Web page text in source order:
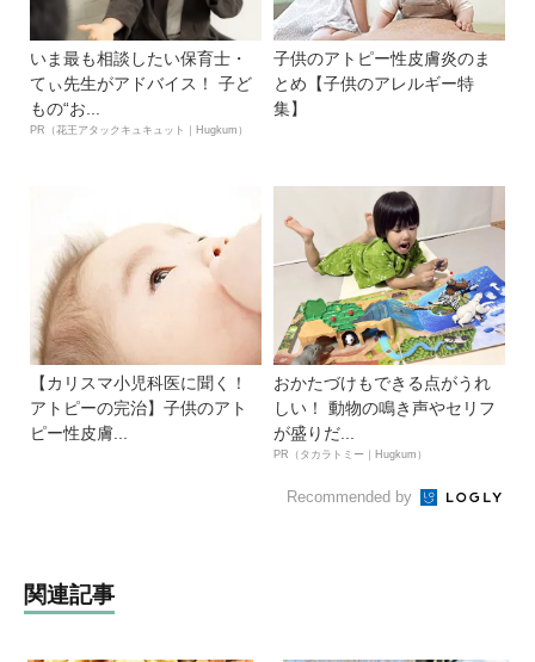
いま最も相談したい保育士・
てぃ先生がアドバイス！ 子ど
もの“お...
PR（花王アタックキュキュット｜Hugkum）
子供のアトピー性皮膚炎のま
とめ【子供のアレルギー特
集】
【カリスマ小児科医に聞く！
アトピーの完治】子供のアト
ピー性皮膚...
おかたづけもできる点がうれ
しい！ 動物の鳴き声やセリフ
が盛りだ...
PR（タカラトミー｜Hugkum）
Recommended by
関連記事